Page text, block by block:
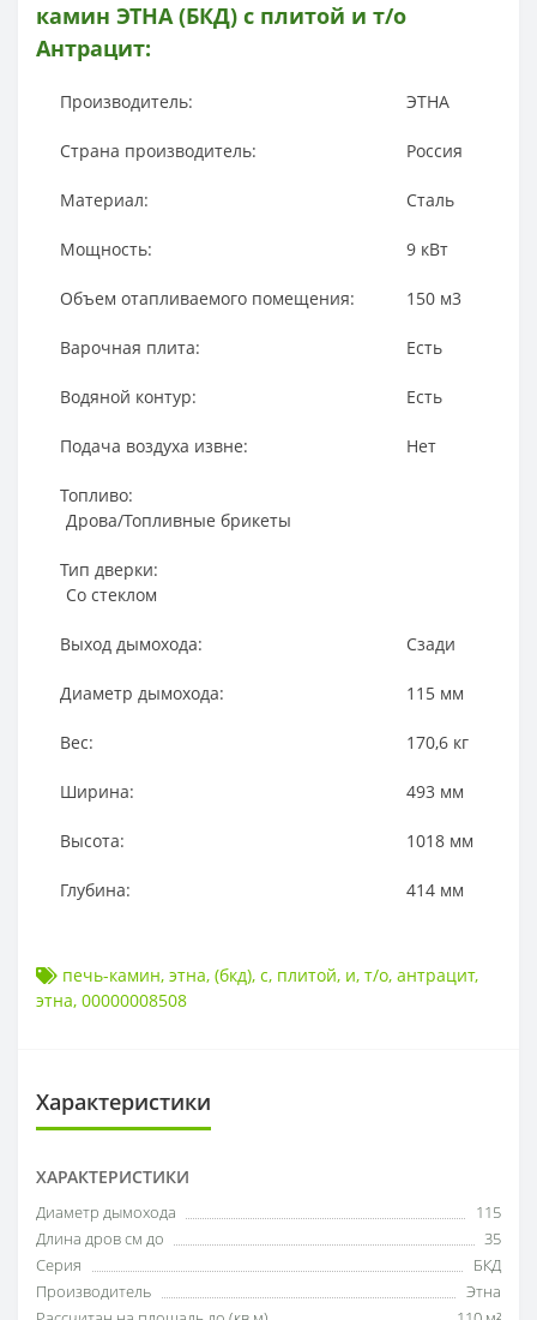
камин ЭТНА (БКД) с плитой и т/о
Антрацит:
Производитель: ЭТНА
Страна производитель: Россия
Материал: Сталь
Мощность: 9 кВт
Объем отапливаемого помещения: 150 м3
Варочная плита: Есть
Водяной контур: Есть
Подача воздуха извне: Нет
Топливо:
Дрова/Топливные брикеты
Тип дверки:
Со стеклом
Выход дымохода: Сзади
Диаметр дымохода: 115 мм
Вес: 170,6 кг
Ширина: 493 мм
Высота: 1018 мм
Глубина: 414 мм
печь-камин, этна, (бкд), с, плитой, и, т/о, антрацит,
этна, 00000008508
Характеристики
ХАРАКТЕРИСТИКИ
Диаметр дымохода
115
Длина дров см до
35
Серия
БКД
Производитель
Этна